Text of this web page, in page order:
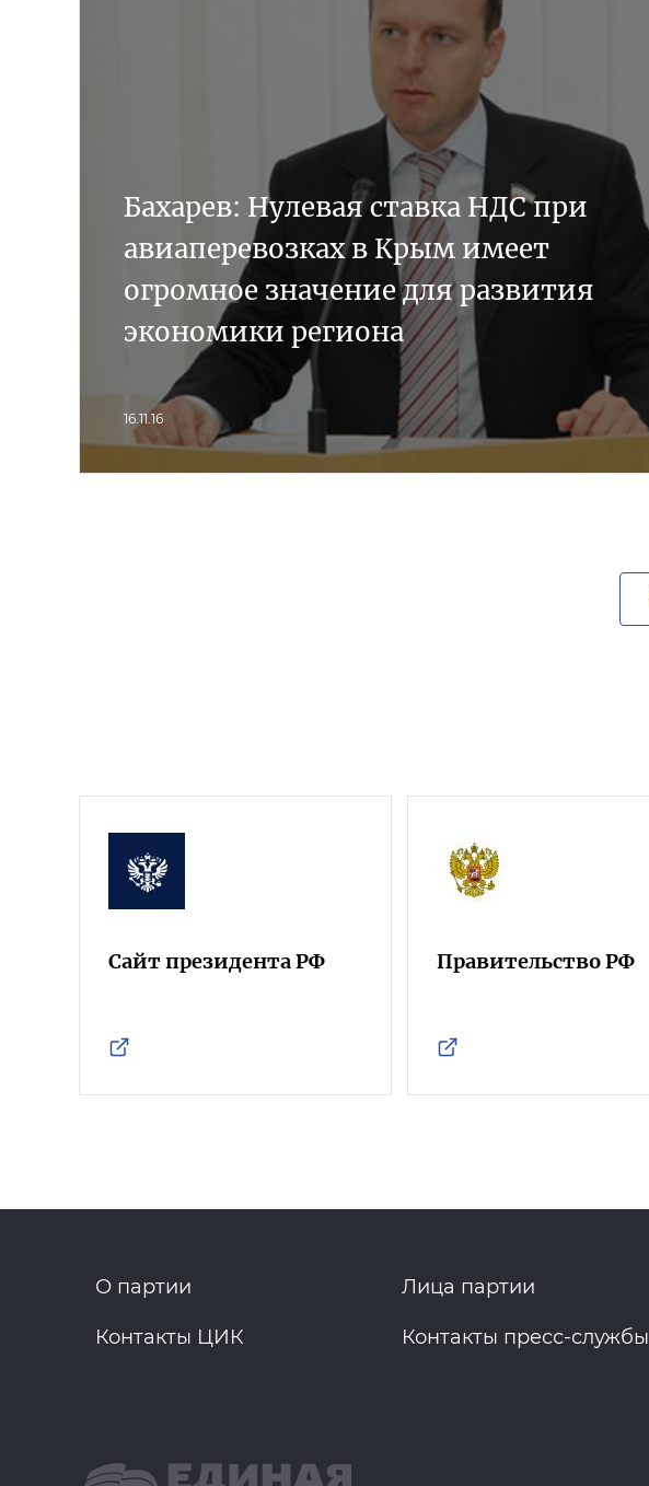
Бахарев: Нулевая ставка НДС при
авиаперевозках в Крым имеет
огромное значение для развития
экономики региона
16.11.16
Сайт президента РФ Правительство РФ
О партии Лица партии
Контакты ЦИК Контакты пресс-службы